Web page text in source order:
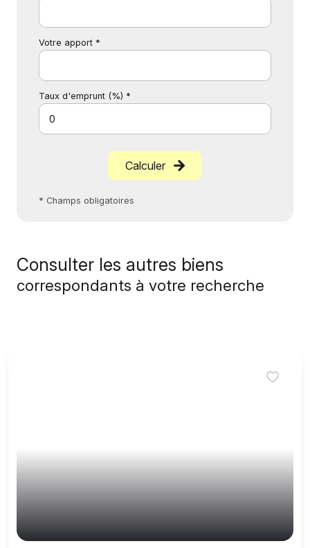
Votre apport *
Taux d'emprunt (%) *
Calculer
* Champs obligatoires
Consulter les autres biens
correspondants à votre recherche